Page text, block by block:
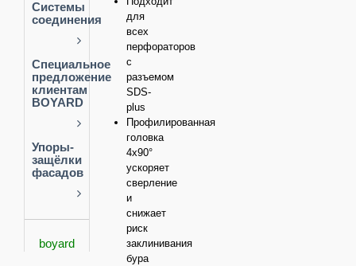
Классика
Лаконичный
минимализм
Неоклассика
Романтичный
прованс
Ручки
Комплектующие
NEO
Петли
Петли
антресольные
Направляющие
push-to-
open
Петли
push-to-
open
push-to-
open
Системы
соединения
Системы
соединителей
для
труб
Штангодержатели
Специальное
предложение
клиентам
BOYARD
AERO
SWIMBOX
Упоры-
защёлки
фасадов
boyard
для
всех
перфораторов
с
разъемом
SDS-
plus
Профилированная
головка
4x90°
ускоряет
сверление
и
снижает
риск
заклинивания
бура